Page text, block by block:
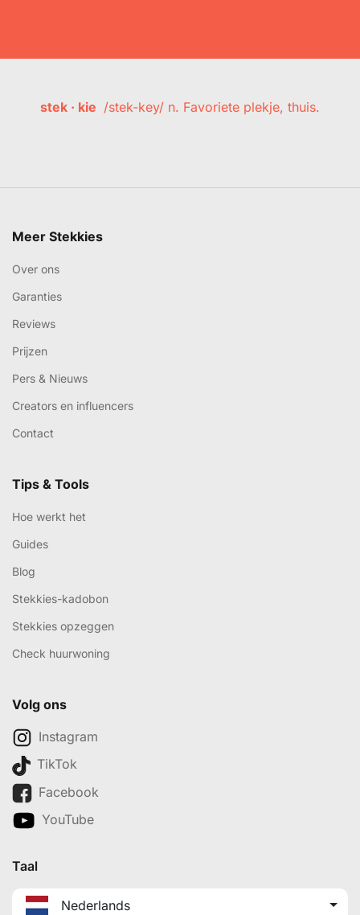
stek · kie /stek-key/ n. Favoriete plekje, thuis.
Meer Stekkies
Over ons
Garanties
Reviews
Prijzen
Pers & Nieuws
Creators en influencers
Contact
Tips & Tools
Hoe werkt het
Guides
Blog
Stekkies-kadobon
Stekkies opzeggen
Check huurwoning
Volg ons
Instagram
TikTok
Facebook
YouTube
Taal
Nederlands